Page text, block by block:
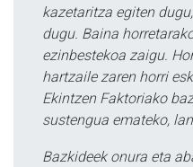
kazetaritza egiten
dugu. Baina
ezinbestekoa zaigu.
hartzaile zaren horri
Ekintzen Faktoriako
sustengua emateko,
Bazkideek onura eta